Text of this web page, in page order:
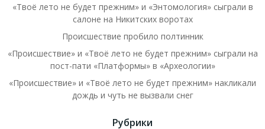
«Твоё лето не будет прежним» и «Энтомология» сыграли в
салоне на Никитских воротах
Происшествие пробило полтинник
«Происшествие» и «Твоё лето не будет прежним» сыграли на
пост-пати «Платформы» в «Археологии»
«Происшествие» и «Твоё лето не будет прежним» накликали
дождь и чуть не вызвали снег
Рубрики